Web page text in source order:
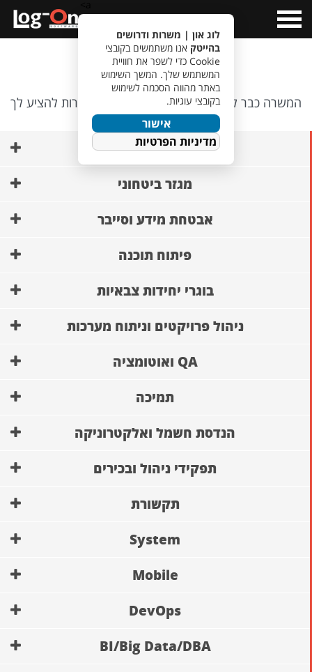
Menu
אופס…
המשרה כבר לא קיימת, אבל יש לנו משרות אחרות להציע לך
🙂
AI ופיתוח מודלים
מגזר ביטחוני
אבטחת מידע וסייבר
פיתוח תוכנה
בוגרי יחידות צבאיות
ניהול פרויקטים וניתוח מערכות
QA ואוטומציה
תמיכה
הנדסת חשמל ואלקטרוניקה
תפקידי ניהול ובכירים
תקשורת
System
Mobile
DevOps
BI/Big Data/DBA
לוג און | משרות ודרושים
בהייטק אנו משתמשים בקובצי
Cookie כדי לשפר את חוויית
המשתמש שלך. המשך השימוש
באתר מהווה הסכמה לשימוש
בקובצי עוגיות.
אישור
מדיניות הפרטיות